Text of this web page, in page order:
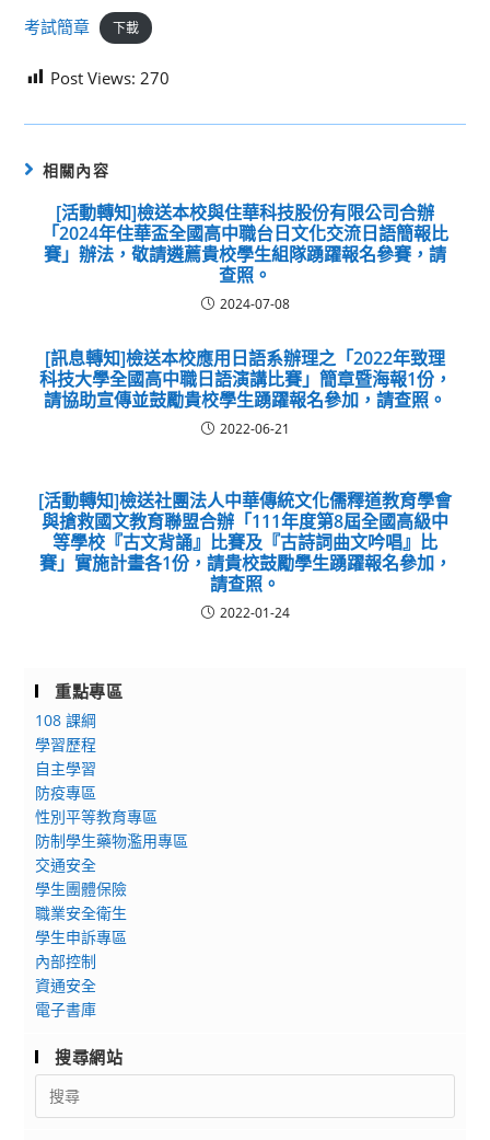
考試簡章 下載
Post Views: 270
相關內容
[活動轉知]檢送本校與住華科技股份有限公司合辦
「2024年住華盃全國高中職台日文化交流日語簡報比
賽」辦法，敬請遴薦貴校學生組隊踴躍報名參賽，請
查照。
2024-07-08
[訊息轉知]檢送本校應用日語系辦理之「2022年致理
科技大學全國高中職日語演講比賽」簡章暨海報1份，
請協助宣傳並鼓勵貴校學生踴躍報名參加，請查照。
2022-06-21
[活動轉知]檢送社團法人中華傳統文化儒釋道教育學會
與搶救國文教育聯盟合辦「111年度第8屆全國高級中
等學校『古文背誦』比賽及『古詩詞曲文吟唱』比
賽」實施計畫各1份，請貴校鼓勵學生踴躍報名參加，
請查照。
2022-01-24
重點專區
108 課綱
學習歷程
自主學習
防疫專區
性別平等教育專區
防制學生藥物濫用專區
交通安全
學生團體保險
職業安全衛生
學生申訴專區
內部控制
資通安全
電子書庫
搜尋網站
Search
for: